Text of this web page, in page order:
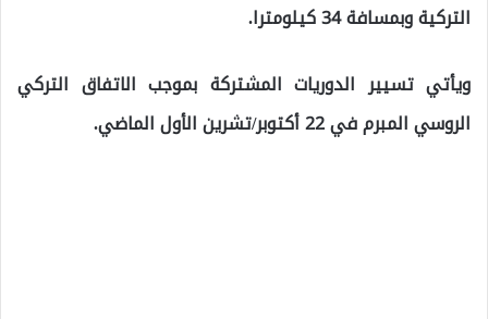
التركية وبمسافة 34 كيلومترا.
ويأتي تسيير الدوريات المشتركة بموجب الاتفاق التركي
الروسي المبرم في 22 أكتوبر/تشرين الأول الماضي.